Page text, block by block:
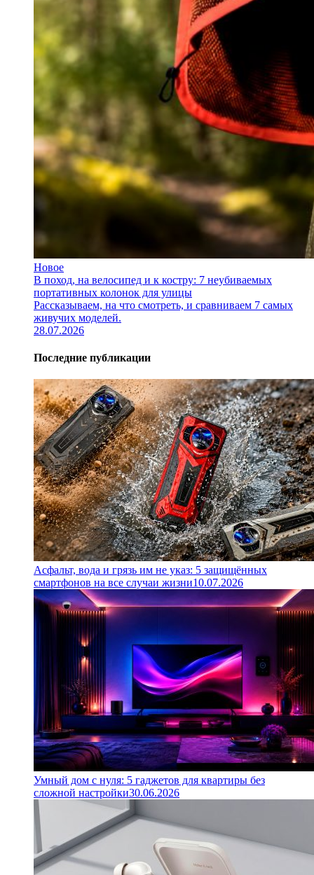
Новое
В поход, на велосипед и к костру: 7 неубиваемых
портативных колонок для улицы
Рассказываем, на что смотреть, и сравниваем 7 самых
живучих моделей.
28.07.2026
Последние публикации
Асфальт, вода и грязь им не указ: 5 защищённых
смартфонов на все случаи жизни10.07.2026
Умный дом с нуля: 5 гаджетов для квартиры без
сложной настройки30.06.2026